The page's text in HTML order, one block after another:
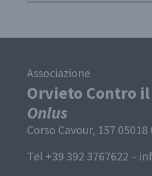
Associazione
Orvieto Contro il
Onlus
Corso Cavour, 157
Tel +39 392 3767622 –